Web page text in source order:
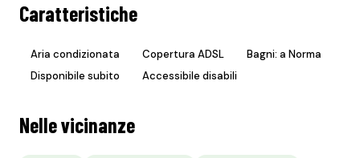
Caratteristiche
Aria condizionata Copertura ADSL
Bagni: a Norma
Disponibile subito
Accessibile disabili
Nelle vicinanze